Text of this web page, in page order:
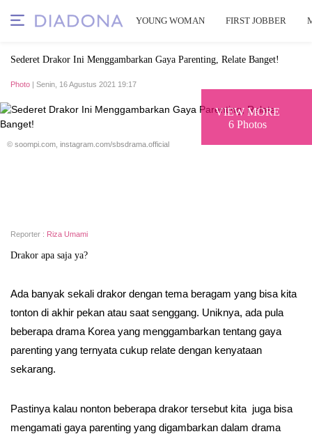
YOUNG WOMAN FIRST JOBBER
Sederet Drakor Ini Menggambarkan Gaya Parenting, Relate Banget!
Photo | Senin, 16 Agustus 2021 19:17
VIEW MORE
6 Photos
© soompi.com, instagram.com/sbsdrama.official
Reporter : Riza Umami
Drakor apa saja ya?
Ada banyak sekali drakor dengan tema beragam yang bisa kita
tonton di akhir pekan atau saat senggang. Uniknya, ada pula
beberapa drama Korea yang menggambarkan tentang gaya
parenting yang ternyata cukup relate dengan kenyataan
sekarang.
Pastinya kalau nonton beberapa drakor tersebut kita juga bisa
mengamati gaya parenting yang digambarkan dalam drama